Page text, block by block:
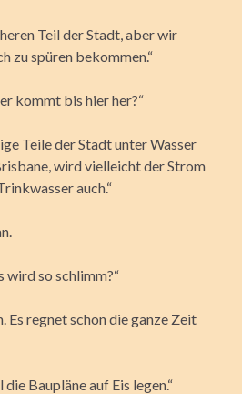
Teil der Stadt, aber wir
zu spüren bekommen.“
kommt bis hier her?“
Teile der Stadt unter Wasser
wird vielleicht der Strom
auch.“
wird so schlimm?“
Es regnet schon die ganze Zeit
die Baupläne auf Eis legen.“